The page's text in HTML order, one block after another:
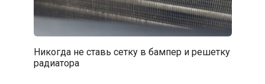
Никогда не ставь сетку в бампер и решетку
радиатора